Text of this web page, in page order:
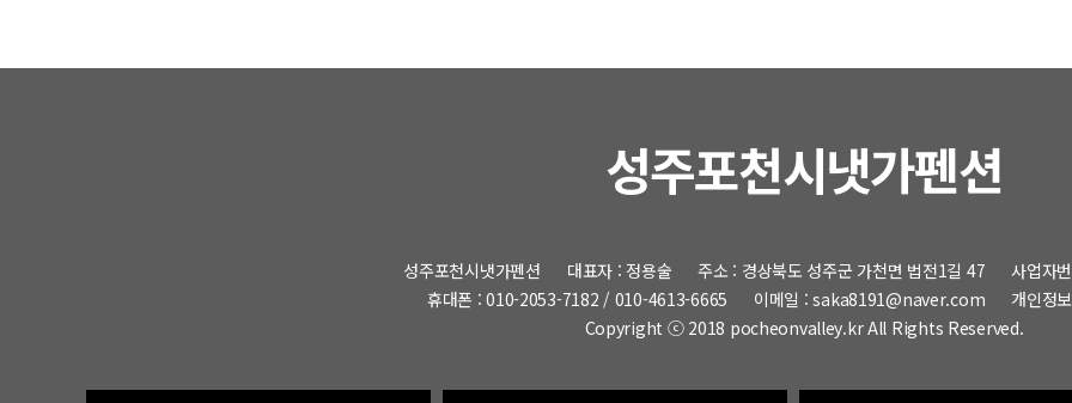
성주포천시냇가펜션
성주포천시냇가펜션 대표자 : 정용술 주소 : 경상북도 성주군 가천면 법전1길 47
사업자
휴대폰 : 010-2053-7182 / 010-4613-6665
이메일 : saka8191@naver.com
개인정
Copyright ⓒ 2018 pocheonvalley.kr All Rights Reserved.